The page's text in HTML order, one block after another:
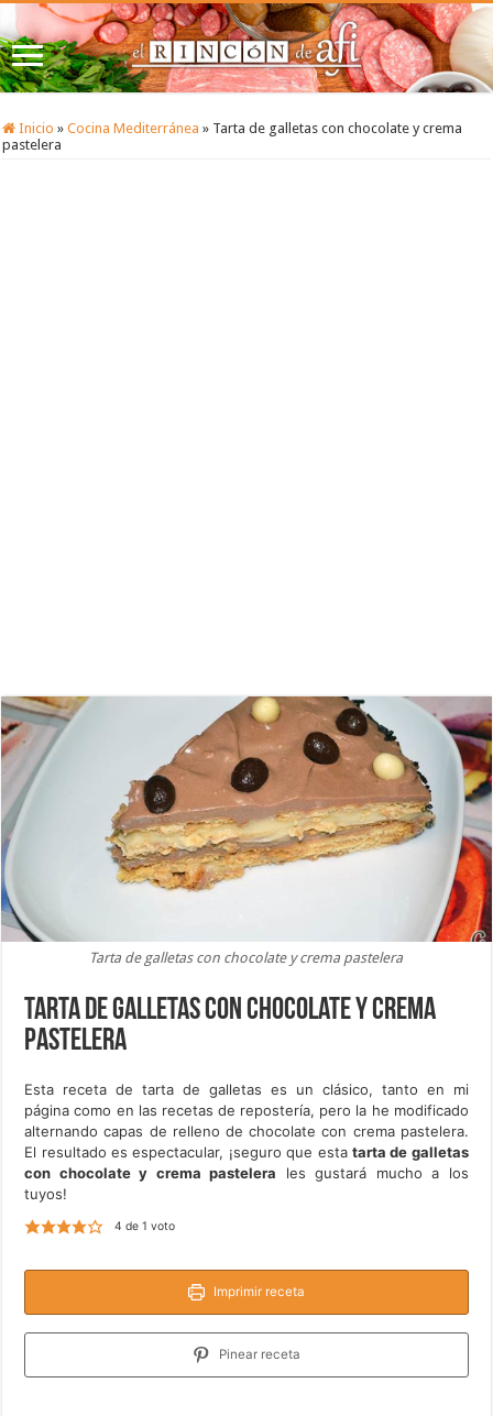
Inicio » Cocina Mediterránea » Tarta de galletas con chocolate y crema
pastelera
Tarta de galletas con chocolate y crema pastelera
Tarta de galletas con chocolate y crema
pastelera
Esta receta de tarta de galletas es un clásico, tanto en mi
página como en las recetas de repostería, pero la he modificado
alternando capas de relleno de chocolate con crema pastelera.
El resultado es espectacular, ¡seguro que esta tarta de galletas
con chocolate y crema pastelera les gustará mucho a los
tuyos!
4 de 1 voto
Imprimir receta
Pinear receta